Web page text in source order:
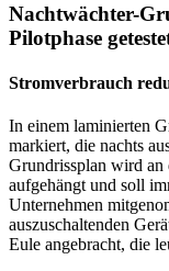
Nachtwächter-
Pilotphase
Stromverbrauch
In einem laminierten
markiert, die nachts
Grundrissplan wird an
aufgehängt und soll
Unternehmen
auszuschaltenden
Eule angebracht, die